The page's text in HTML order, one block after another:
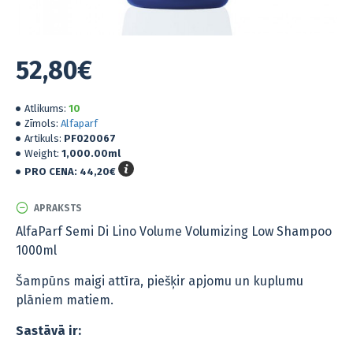
Atlikums: 10
Zīmols: Alfaparf
Artikuls: PF020067
Weight: 1,000.00ml
PRO CENA: 44,20€
52,80€
APRAKSTS
AlfaParf Semi Di Lino Volume Volumizing Low Shampoo
1000ml
Šampūns maigi attīra, piešķir apjomu un kuplumu
plāniem matiem.
Sastāvā ir: